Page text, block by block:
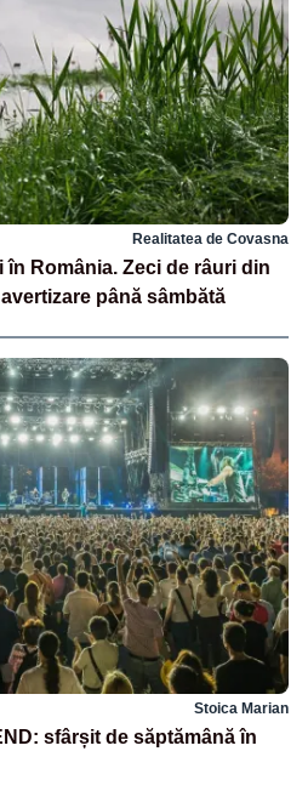
Realitatea de Covasna
România. Zeci de râuri din
până sâmbătă
Stoica Marian
sfârșit de săptămână în